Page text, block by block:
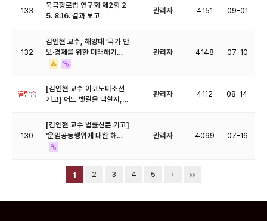
133
북극항로법 연구회 제2회 2
5. 8.16. 결과 보고
관리자 4151 09-01
132
김인현 교수, 해양대 ‘국가 안
보·경제를 위한 미래해기…
관리자 4148 07-10
열람중
[김인현 교수 이코노미조선
기고] 어느 뱃길을 택할지,…
관리자 4112 08-14
130
[김인현 교수 법률신문 기고]
'운임공동행위에 대한 해…
관리자 4099 07-16
1 2 3 4 5